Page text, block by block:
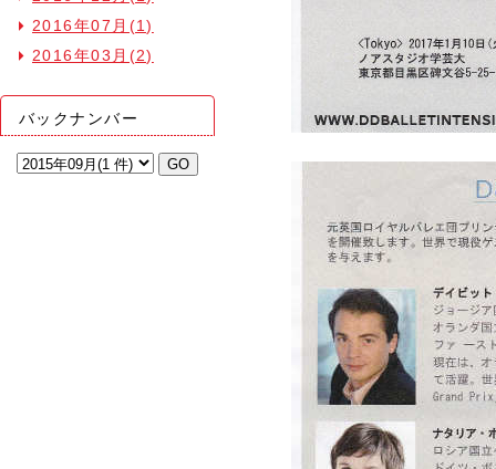
2016年07月(1)
2016年03月(2)
バックナンバー